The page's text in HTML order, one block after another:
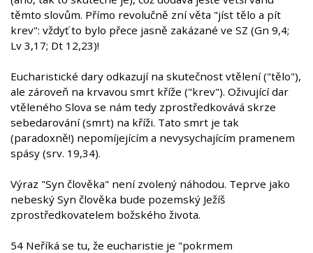
těmto slovům. Přímo revolučně zní věta "jíst tělo a pít
krev": vždyť to bylo přece jasně zakázané ve SZ (Gn 9,4;
Lv 3,17; Dt 12,23)!
Eucharistické dary odkazují na skutečnost vtělení ("tělo"),
ale zároveň na krvavou smrt kříže ("krev"). Oživující dar
vtěleného Slova se nám tedy zprostředkovává skrze
sebedarování (smrt) na kříži. Tato smrt je tak
(paradoxně!) nepomíjejícím a nevysychajícím pramenem
spásy (srv. 19,34).
Výraz "Syn člověka" není zvolený náhodou. Teprve jako
nebeský Syn člověka bude pozemský Ježíš
zprostředkovatelem božského života.
54 Neříká se tu, že eucharistie je "pokrmem